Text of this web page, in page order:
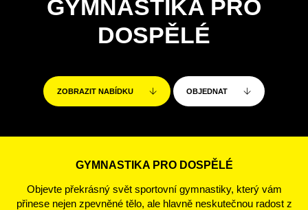
GYMNASTIKA PRO
DOSPĚLÉ
ZOBRAZIT NABÍDKU OBJEDNAT
GYMNASTIKA PRO DOSPĚLÉ
Objevte překrásný svět sportovní gymnastiky, který vám
přinese nejen zpevněné tělo, ale hlavně neskutečnou radost z